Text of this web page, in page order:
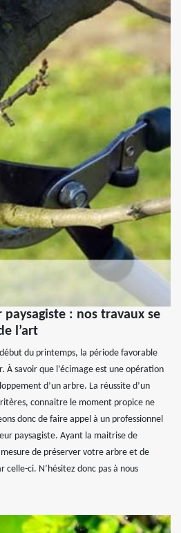
paysagiste : nos travaux se
l’art
du printemps, la période favorable
À savoir que l’écimage est une opération
d’un arbre. La réussite d’un
connaitre le moment propice ne
donc de faire appel à un professionnel
paysagiste. Ayant la maitrise de
de préserver votre arbre et de
celle-ci. N’hésitez donc pas à nous